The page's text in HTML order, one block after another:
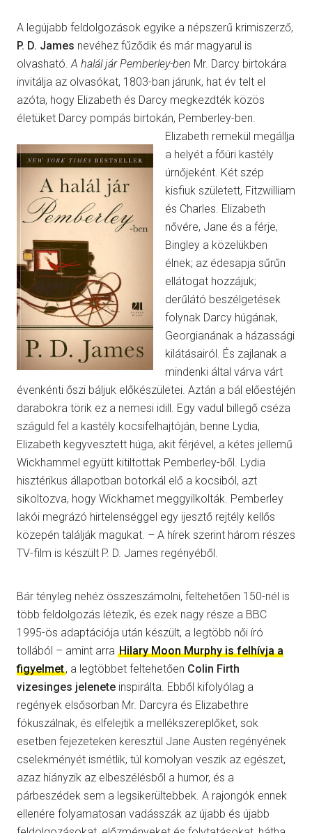
A legújabb feldolgozások egyike a népszerű krimiszerző,
P. D. James nevéhez fűződik és már magyarul is
olvasható.A halál jár Pemberley-ben Mr. Darcy birtokára
invitálja az olvasókat, 1803-ban járunk, hat év telt el
azóta, hogy Elizabeth és Darcy megkezdték közös
életüket Darcy pompás birtokán, Pemberley-ben.
Elizabeth remekül megállja
a helyét a főúri kastély
úrnőjeként. Két szép
kisfiuk született, Fitzwilliam
és Charles. Elizabeth
nővére, Jane és a férje,
Bingley a közelükben
élnek; az édesapja sűrűn
ellátogat hozzájuk;
derűlátó beszélgetések
folynak Darcy húgának,
Georgianának a házassági
kilátásairól. És zajlanak a
mindenki által várva várt
évenkénti őszi báljuk előkészületei. Aztán a bál előestéjén
darabokra törik ez a nemesi idill. Egy vadul billegő cséza
száguld fel a kastély kocsifelhajtóján, benne Lydia,
Elizabeth kegyvesztett húga, akit férjével, a kétes jellemű
Wickhammel együtt kitiltottak Pemberley-ből. Lydia
hisztérikus állapotban botorkál elő a kocsiból, azt
sikoltozva, hogy Wickhamet meggyilkolták. Pemberley
lakói megrázó hirtelenséggel egy ijesztő rejtély kellős
közepén találják magukat. – A hírek szerint három részes
TV-film is készült P. D. James regényéből.
Bár tényleg nehéz összeszámolni, feltehetően 150-nél is
több feldolgozás létezik, és ezek nagy része a BBC
1995-ös adaptációja után készült, a legtöbb női író
tollából – amint arra Hilary Moon Murphy is felhívja a
figyelmet, a legtöbbet feltehetően Colin Firth
vizesinges jelenete inspirálta. Ebből kifolyólag a
regények elsősorban Mr. Darcyra és Elizabethre
fókuszálnak, és elfelejtik a mellékszereplőket, sok
esetben fejezeteken keresztül Jane Austen regényének
cselekményét ismétlik, túl komolyan veszik az egészet,
azaz hiányzik az elbeszélésből a humor, és a
párbeszédek sem a legsikerültebbek. A rajongók ennek
ellenére folyamatosan vadásszák az újabb és újabb